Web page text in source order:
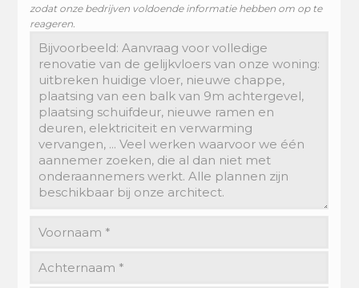
zodat onze bedrijven voldoende informatie hebben om op te
reageren.